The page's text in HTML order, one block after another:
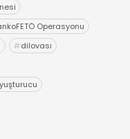
Operasyonu
#dilovası